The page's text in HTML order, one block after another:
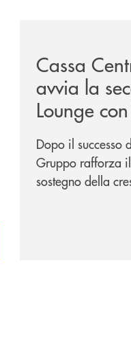
Cassa
avvia la
Lounge
potenziale
Dopo il successo
Gruppo rafforza
sostegno della